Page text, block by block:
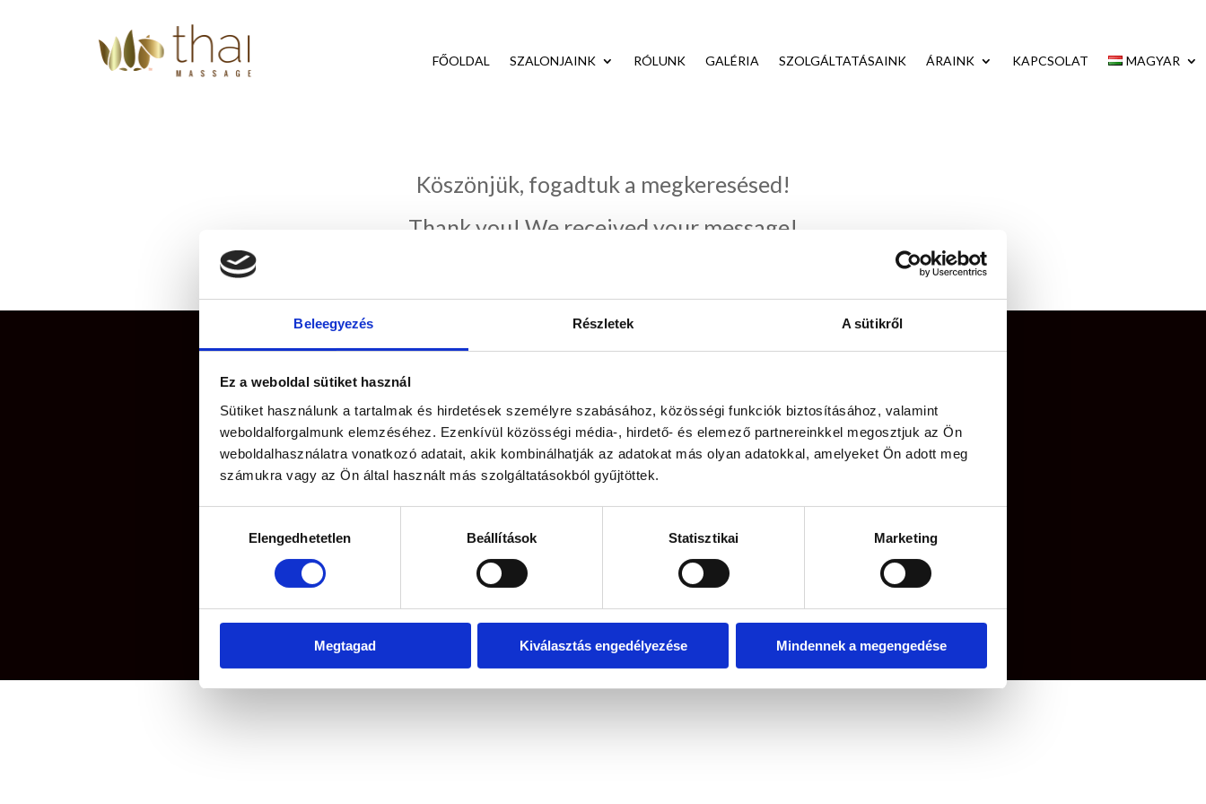
Beleegyezés Részletek A sütikről
Ez a weboldal sütiket használ
Sütiket használunk a tartalmak és hirdetések személyre szabásához, közösségi funkciók biztosításához, valamint
weboldalforgalmunk elemzéséhez. Ezenkívül közösségi média-, hirdető- és elemező partnereinkkel megosztjuk az Ön
weboldalhasználatra vonatkozó adatait, akik kombinálhatják az adatokat más olyan adatokkal, amelyeket Ön adott meg
számukra vagy az Ön által használt más szolgáltatásokból gyűjtöttek.
kiválasztásaElengedhetetlen Beállítások Statisztikai Marketing
Megtagad Kiválasztás engedélyezése Mindennek a megengedése
FŐOLDAL SZALONJAINK RÓLUNK GALÉRIA SZOLGÁLTATÁSAINK ÁRAINK KAPCSOLAT MAGYAR
Köszönjük, fogadtuk a megkeresésed!
Thank you! We received your message!
VIP Thai Massage © 2021 All Rights Reserved.